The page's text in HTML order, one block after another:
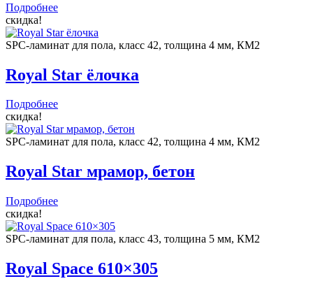
Подробнее
скидка!
SPC-ламинат для пола, класс 42, толщина 4 мм, КМ2
Royal Star ёлочка
Подробнее
скидка!
SPC-ламинат для пола, класс 42, толщина 4 мм, КМ2
Royal Star мрамор, бетон
Подробнее
скидка!
SPC-ламинат для пола, класс 43, толщина 5 мм, КМ2
Royal Space 610×305